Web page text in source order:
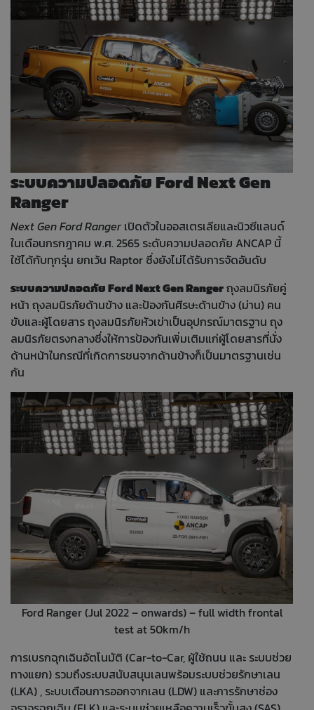
ระบบความปลอดภัย Ford Next Gen
Ranger
Next Gen Ford Ranger เปิดตัวในออสเตรเลียและนิวซีแลนด์
ในเดือนกรกฎาคม พ.ศ. 2565 ระดับความปลอดภัย ANCAP นี้
ใช้ได้กับทุกรุ่น ยกเว้น Raptor ซึ่งยังไม่ได้รับการจัดอันดับ
ระบบความปลอดภัย Ford Next Gen Rangerถุงลมนิรภัยคู่
หน้า ถุงลมนิรภัยด้านข้าง และป้องกันศีรษะด้านข้าง (ม่าน) คน
ขับและผู้โดยสาร ถุงลมนิรภัยหัวเข่าเป็นอุปกรณ์มาตรฐาน ถุง
ลมนิรภัยตรงกลางซึ่งให้การป้องกันเพิ่มเติมแก่ผู้โดยสารที่นั่ง
ด้านหน้าในกรณีที่เกิดการชนจากด้านข้างก็เป็นมาตรฐานเช่น
กัน
Ford Ranger (Jul 2022 – onwards) – full width frontal
test at 50km/h
การเบรกฉุกเฉินอัตโนมัติ (Car-to-Car, ผู้ใช้ถนน และ ระบบช่วย
ทางแยก) รวมถึงระบบสนับสนุนเลนพร้อมระบบช่วยรักษาเลน
(LKA) , ระบบเตือนการออกจากเลน (LDW) และการรักษาช่อง